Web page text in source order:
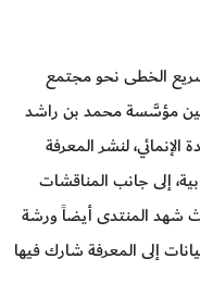
الافتراضي «كوفيد 19 : تسريع الخطى نحو مجتمع
بين مؤسَّسة محمد بن راشد
لنشر المعرفة
إلى جانب المناقشات
شهد المنتدى أيضاً ورشة
إلى المعرفة شارك فيها